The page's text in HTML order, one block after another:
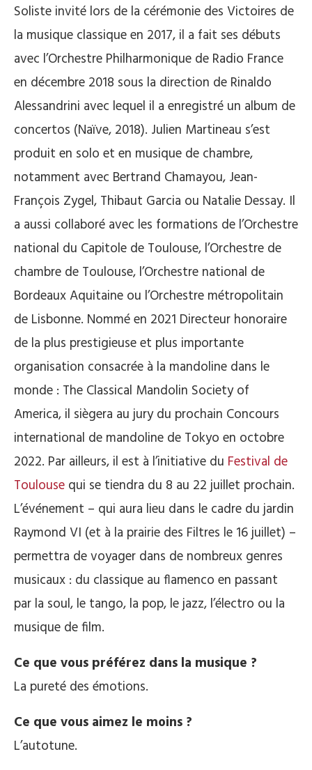
Soliste invité lors de la cérémonie des Victoires de
la musique classique en 2017, il a fait ses débuts
avec l’Orchestre Philharmonique de Radio France
en décembre 2018 sous la direction de Rinaldo
Alessandrini avec lequel il a enregistré un album de
concertos (Naïve, 2018). Julien Martineau s’est
produit en solo et en musique de chambre,
notamment avec Bertrand Chamayou, Jean-
François Zygel, Thibaut Garcia ou Natalie Dessay. Il
a aussi collaboré avec les formations de l’Orchestre
national du Capitole de Toulouse, l’Orchestre de
chambre de Toulouse, l’Orchestre national de
Bordeaux Aquitaine ou l’Orchestre métropolitain
de Lisbonne. Nommé en 2021 Directeur honoraire
de la plus prestigieuse et plus importante
organisation consacrée à la mandoline dans le
monde : The Classical Mandolin Society of
America, il siègera au jury du prochain Concours
international de mandoline de Tokyo en octobre
2022. Par ailleurs, il est à l’initiative du Festival de
Toulouse qui se tiendra du 8 au 22 juillet prochain.
L’événement – qui aura lieu dans le cadre du jardin
Raymond VI (et à la prairie des Filtres le 16 juillet) –
permettra de voyager dans de nombreux genres
musicaux : du classique au flamenco en passant
par la soul, le tango, la pop, le jazz, l’électro ou la
musique de film.
Ce que vous préférez dans la musique ?
La pureté des émotions.
Ce que vous aimez le moins ?
L’autotune.